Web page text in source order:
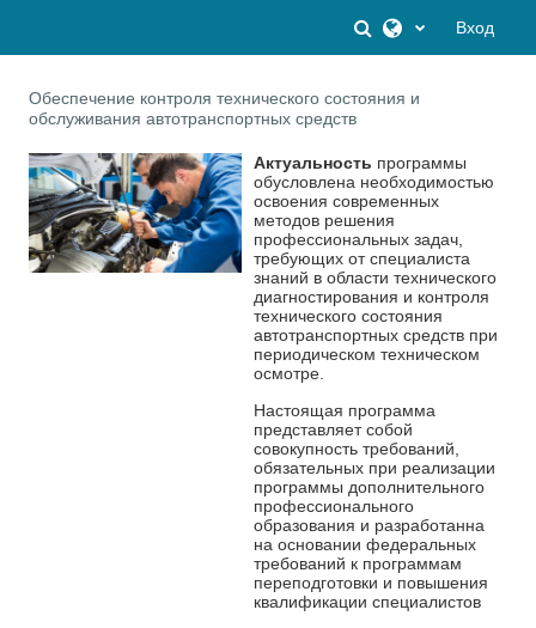
ИзменитьВход
Обеспечение контроля технического состояния и
обслуживания автотранспортных средств
Актуальность программы
обусловлена необходимостью
освоения современных
методов решения
профессиональных задач,
требующих от специалиста
знаний в области технического
диагностирования и контроля
технического состояния
автотранспортных средств при
периодическом техническом
осмотре.
Настоящая программа
представляет собой
совокупность требований,
обязательных при реализации
программы дополнительного
профессионального
образования и разработанна
на основании федеральных
требований к программам
переподготовки и повышения
квалификации специалистов